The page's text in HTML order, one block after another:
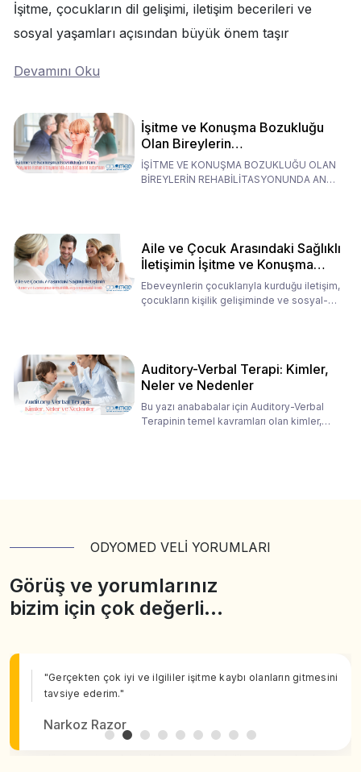
İşitme, çocukların dil gelişimi, iletişim becerileri ve
sosyal yaşamları açısından büyük önem taşır
Devamını Oku
İşitme ve Konuşma Bozukluğu
Olan Bireylerin
Rehabilitasyonunda Ana
Babaların Tutumları
İŞİTME VE KONUŞMA BOZUKLUĞU OLAN
BİREYLERİN REHABİLİTASYONUNDA ANA
Aile ve Çocuk Arasındaki Sağlıklı
İletişimin İşitme ve Konuşma
Rehabilitasyonundaki Rolü
Ebeveynlerin çocuklarıyla kurduğu iletişim,
çocukların kişilik gelişiminde ve sosyal-
Auditory-Verbal Terapi: Kimler,
Neler ve Nedenler
Bu yazı anababalar için Auditory-Verbal
Terapinin temel kavramları olan kimler,
ODYOMED VELİ YORUMLARI
Görüş ve yorumlarınız
bizim için çok değerli…
"Gerçekten çok iyi ve ilgililer işitme kaybı olanların gitmesini
tavsiye ederim."
Narkoz Razor